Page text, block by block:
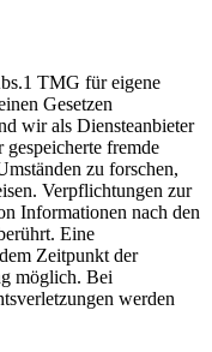
TMG für eigene
Gesetzen
wir als Diensteanbieter
fremde
zu forschen,
Verpflichtungen zur
Informationen nach den
Eine
Zeitpunkt der
möglich. Bei
werden